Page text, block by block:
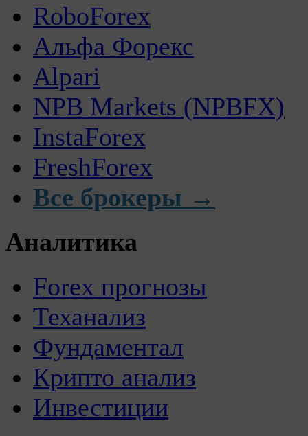
RoboForex
Альфа Форекс
Alpari
NPB Markets (NPBFX)
InstaForex
FreshForex
Все брокеры →
Аналитика
Forex прогнозы
Теханализ
Фундаментал
Крипто анализ
Инвестиции